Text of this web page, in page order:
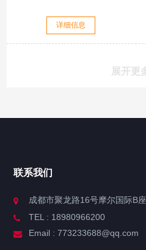
详细信息
展开更
联系我们
成都市聚龙路16号摩尔国际B
TEL : 18980966200
Email : 773233688@qq.com